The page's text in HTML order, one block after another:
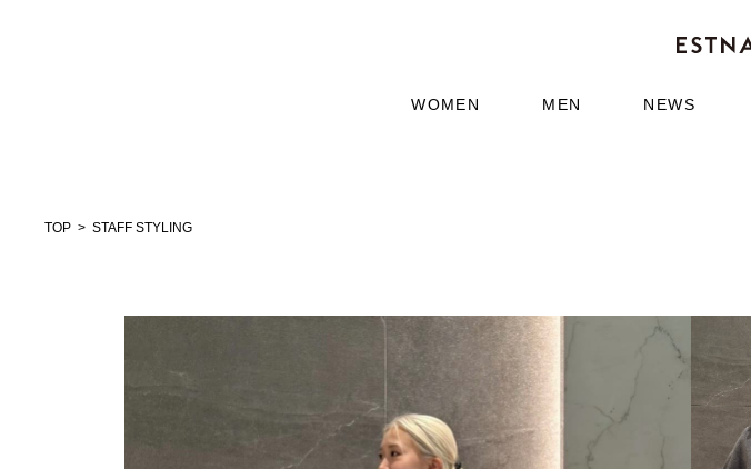
WOMEN MEN NEWS
TOP STAFF STYLING